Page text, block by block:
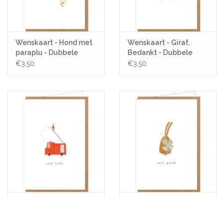
Wenskaart - Hond met
paraplu - Dubbele
Kaart + Envelop
€3,50
Wenskaart - Giraf,
Bedankt - Dubbele
kaart + Envelop
€3,50